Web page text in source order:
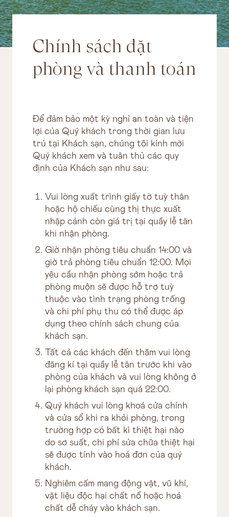
Chính sách đặt
phòng và thanh toán
Để đảm bảo một kỳ nghỉ an toàn và tiện
lợi của Quý khách trong thời gian lưu
trú tại Khách sạn, chúng tôi kính mời
Quý khách xem và tuân thủ các quy
định của Khách sạn như sau:
Vui lòng xuất trình giấy tờ tuỳ thân
hoặc hộ chiếu cùng thị thực xuất
nhập cảnh còn giá trị tại quầy lễ tân
khi nhận phòng.
Giờ nhận phòng tiêu chuẩn 14:00 và
giờ trả phòng tiêu chuẩn 12:00. Mọi
yêu cầu nhận phòng sớm hoặc trả
phòng muộn sẽ được hỗ trợ tuỳ
thuộc vào tình trạng phòng trống
và chi phí phụ thu có thể được áp
dụng theo chính sách chung của
khách sạn.
Tất cả các khách đến thăm vui lòng
đăng kí tại quầy lễ tân trước khi vào
phòng của khách và vui lòng không ở
lại phòng khách sạn quá 22:00.
Quý khách vui lòng khoá cửa chính
và cửa sổ khi ra khỏi phòng, trong
trường hợp có bất kì thiệt hại nào
do sơ suất, chi phí sửa chữa thiệt hại
sẽ được tính vào hoá đơn của quý
khách.
Nghiêm cấm mang động vật, vũ khí,
vật liệu độc hại chất nổ hoặc hoá
chất dễ cháy vào khách sạn.